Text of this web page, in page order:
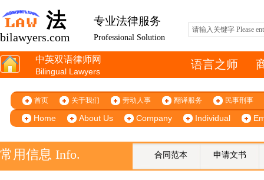
法 专业法律服务
Professional Solution
bilawyers.com
中英双语律师网
Bilingual Lawyers
语言之师
首页 关于我们 劳动人事 翻译服务 民事刑事
Home About Us Company Individual
合同范本 申请文书
常用信息 Info.